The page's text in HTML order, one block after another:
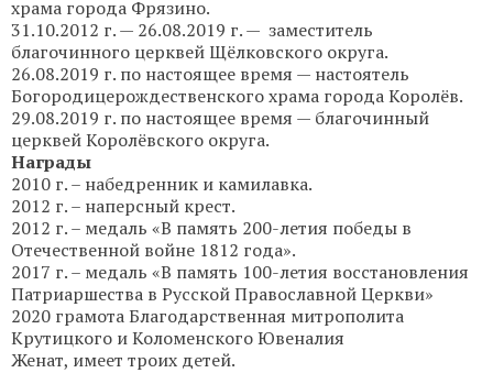
храма города Фрязино.
31.10.2012 г. — 26.08.2019 г. — заместитель
благочинного церквей Щёлковского округа.
26.08.2019 г. по настоящее время — настоятель
Богородицерождественского храма города Королёв.
29.08.2019 г. по настоящее время — благочинный
церквей Королёвского округа.
Награды
2010 г. – набедренник и камилавка.
2012 г. – наперсный крест.
2012 г. – медаль «В память 200-летия победы в
Отечественной войне 1812 года».
2017 г. – медаль «В память 100-летия восстановления
Патриаршества в Русской Православной Церкви»
2020 грамота Благодарственная митрополита
Крутицкого и Коломенского Ювеналия
Женат, имеет троих детей.